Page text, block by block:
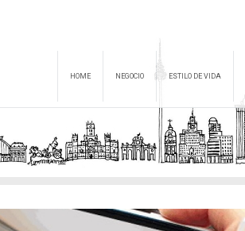
HOME NEGOCIO ESTILO DE VIDA